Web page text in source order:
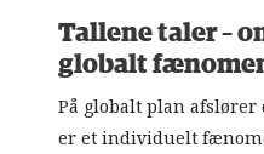
Tallene taler –
globalt
På globalt plan afslører
er et individuelt